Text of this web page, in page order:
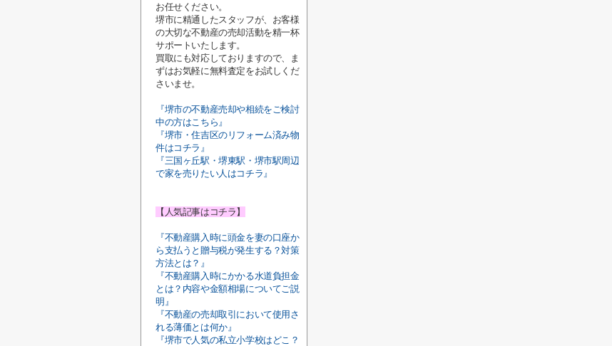
お任せください。
堺市に精通したスタッフが、お客様
の大切な不動産の売却活動を精一杯
サポートいたします。
買取にも対応しておりますので、ま
ずはお気軽に無料査定をお試しくだ
さいませ。
『堺市の不動産売却や相続をご検討
中の方はこちら』
『堺市・住吉区のリフォーム済み物
件はコチラ』
『三国ヶ丘駅・堺東駅・堺市駅周辺
で家を売りたい人はコチラ』
【人気記事はコチラ】
『不動産購入時に頭金を妻の口座か
ら支払うと贈与税が発生する？対策
方法とは？』
『不動産購入時にかかる水道負担金
とは？内容や金額相場についてご説
明』
『不動産の売却取引において使用さ
れる薄価とは何か』
『堺市で人気の私立小学校はどこ？